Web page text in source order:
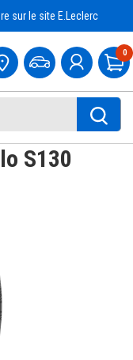
sur le site E.Leclerc
0
S130